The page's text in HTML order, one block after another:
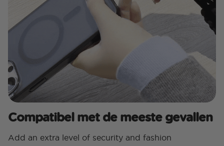
Compatibel met de meeste gevallen
Add an extra level of security and fashion